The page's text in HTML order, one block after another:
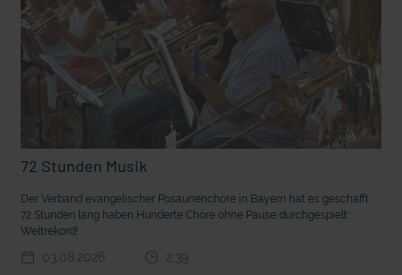
deutsche Sprache? Vorhang auf für Kinderzirkus Giovanni
72 Stunden Musik
Der Verband evangelischer Posaunenchöre in Bayern hat es geschafft:
72 Stunden lang haben Hunderte Chöre ohne Pause durchgespielt:
Weltrekord!
03.08.2026 2:39